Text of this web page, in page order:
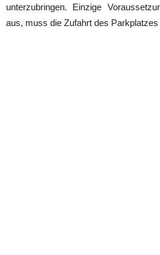
unterzubringen. Einzige
aus, muss die Zufahrt des Parkplatzes